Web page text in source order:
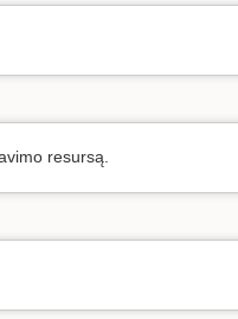
resursą.